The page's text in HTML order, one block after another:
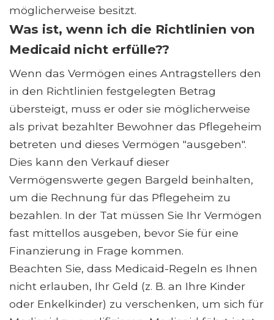
möglicherweise besitzt.
Was ist, wenn ich die Richtlinien von
Medicaid nicht erfülle??
Wenn das Vermögen eines Antragstellers den
in den Richtlinien festgelegten Betrag
übersteigt, muss er oder sie möglicherweise
als privat bezahlter Bewohner das Pflegeheim
betreten und dieses Vermögen "ausgeben".
Dies kann den Verkauf dieser
Vermögenswerte gegen Bargeld beinhalten,
um die Rechnung für das Pflegeheim zu
bezahlen. In der Tat müssen Sie Ihr Vermögen
fast mittellos ausgeben, bevor Sie für eine
Finanzierung in Frage kommen.
Beachten Sie, dass Medicaid-Regeln es Ihnen
nicht erlauben, Ihr Geld (z. B. an Ihre Kinder
oder Enkelkinder) zu verschenken, um sich für